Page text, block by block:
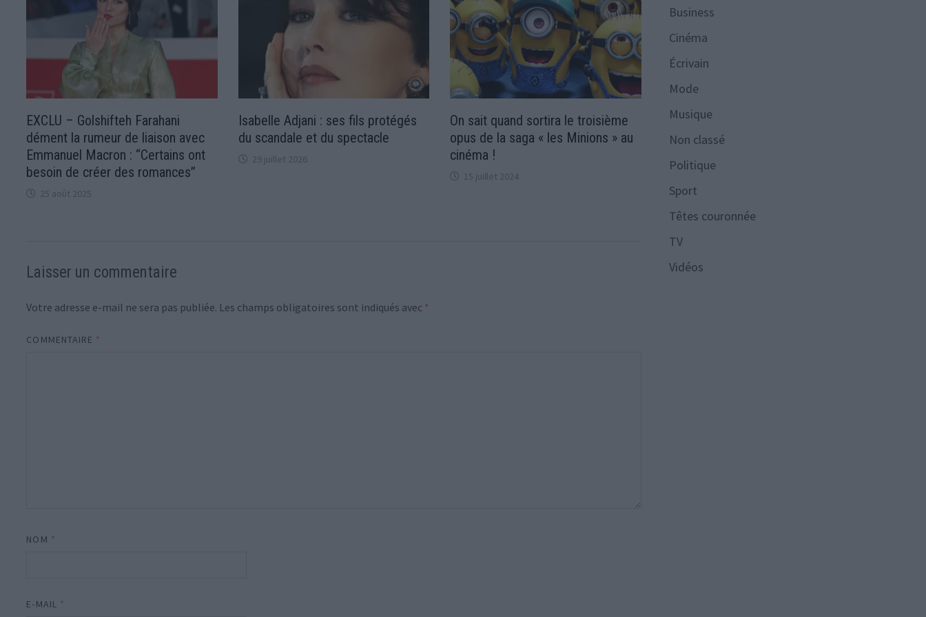
EXCLU – Golshifteh Farahani
dément la rumeur de liaison avec
Emmanuel Macron : “Certains ont
besoin de créer des romances”
25 août 2025
Isabelle Adjani : ses fils protégés
du scandale et du spectacle
29 juillet 2026
On sait quand sortira le troisième
opus de la saga « les Minions » au
cinéma !
15 juillet 2024
Laisser un commentaire
Votre adresse e-mail ne sera pas publiée. Les champs obligatoires sont indiqués avec *
COMMENTAIRE *
NOM *
E-MAIL *
Business
Cinéma
Écrivain
Mode
Musique
Non classé
Politique
Sport
Têtes couronnée
TV
Vidéos